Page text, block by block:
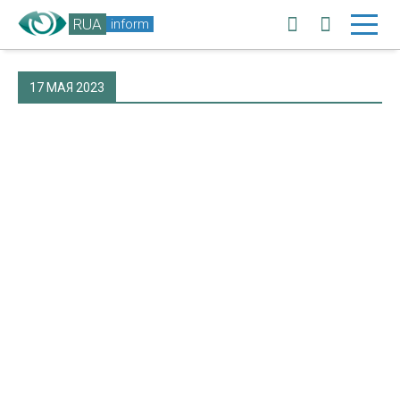
RUA inform
17 МАЯ 2023